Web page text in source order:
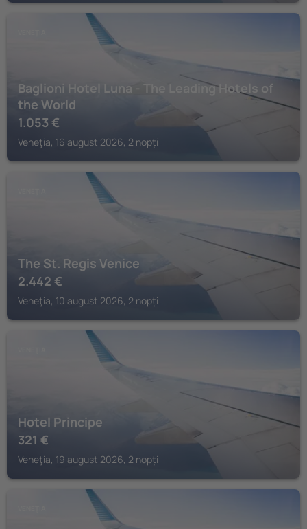
Baglioni Hotel Luna - The Leading Hotels of
the World
1.053 €
Veneţia, 16 august 2026, 2 nopți
The St. Regis Venice
2.442 €
Veneţia, 10 august 2026, 2 nopți
Hotel Principe
321 €
Veneţia, 19 august 2026, 2 nopți